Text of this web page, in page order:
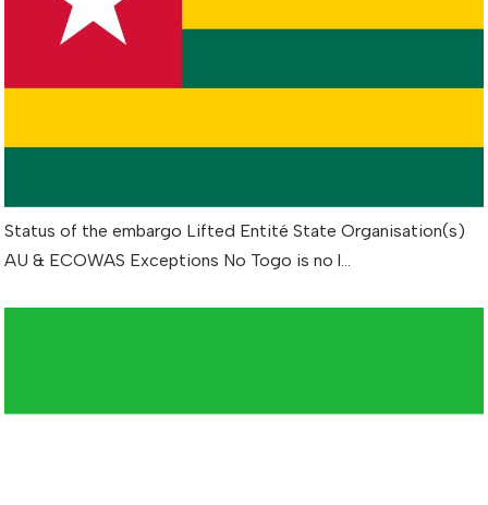
Status of the embargo Lifted Entité State Organisation(s)
AU & ECOWAS Exceptions No Togo is no l…